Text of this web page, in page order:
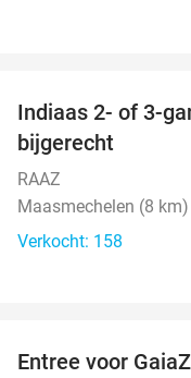
Indiaas 2- of 3-
bijgerecht
RAAZ
Maasmechelen (8 km)
Verkocht: 158
Entree voor